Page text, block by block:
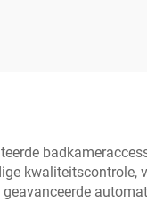
kwaliteitscontrole,